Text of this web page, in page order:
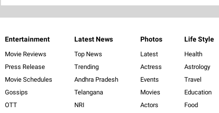
Entertainment
Movie Reviews
Press Release
Movie Schedules
Gossips
OTT
Latest News
Top News
Trending
Andhra Pradesh
Telangana
NRI
Photos
Latest
Actress
Events
Movies
Actors
Life Style
Health
Astrology
Travel
Education
Food